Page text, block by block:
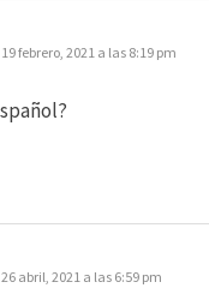
dice:
19 febrero, 2021 a las 8:19 pm
dice:
26 abril, 2021 a las 6:59 pm